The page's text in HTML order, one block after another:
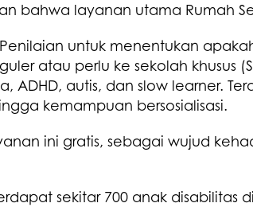
bahwa layanan utama Rumah
untuk menentukan
atau perlu ke sekolah khusus
ADHD, autis, dan slow learner.
kemampuan bersosialisasi.
ini gratis, sebagai wujud
sekitar 700 anak